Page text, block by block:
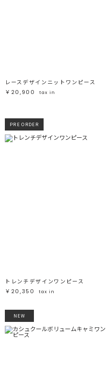
レースデザインニットワンピース
￥20,900
tax in
PRE ORDER
トレンチデザインワンピース
￥20,350
tax in
NEW